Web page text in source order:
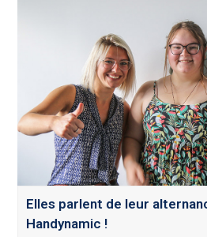
Elles parlent de leur
Handynamic !